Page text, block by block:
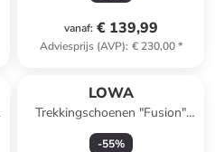
vanaf: € 139,99
Adviesprijs (AVP): € 230,00*
LOWA
Trekkingschoenen "Fusion"
grijs/lichtroze
-55%